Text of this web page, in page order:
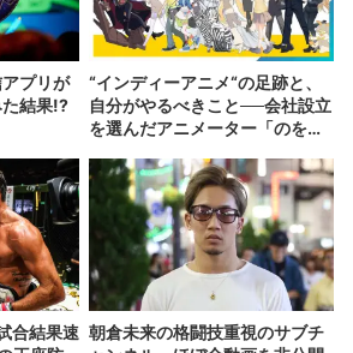
プリが
た結果!?
“インディーアニメ“の足跡と、
自分がやるべきこと──会社設立
を選んだアニメーター「のを
合結果速 朝倉未来の格闘技重視のサブチ